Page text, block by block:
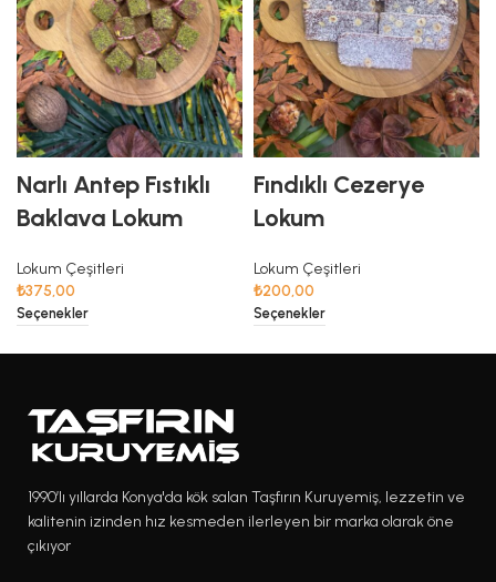
Narlı Antep Fıstıklı
Baklava Lokum
Lokum Çeşitleri
₺375,00
Seçenekler
Fındıklı Cezerye
Lokum
Lokum Çeşitleri
₺200,00
Seçenekler
1990’lı yıllarda Konya'da kök salan Taşfırın Kuruyemiş, lezzetin ve
kalitenin izinden hız kesmeden ilerleyen bir marka olarak öne
çıkıyor